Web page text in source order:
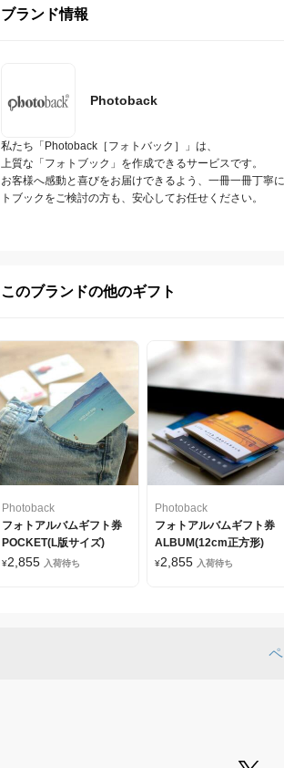
ブランド情報
Photoback
私たち「Photoback［フォトバック］」は、
上質な「フォトブック」を作成できるサービスです。
お客様へ感動と喜びをお届けできるよう、一冊一冊丁寧
トブックをご検討の方も、安心してお任せください。
このブランドの他のギフト
Photoback
フォトアルバムギフト券
POCKET(L版サイズ)
¥2,855 入荷待ち
Photoback
フォトアルバムギフト券
ALBUM(12cm正方形)
¥2,855 入荷待ち